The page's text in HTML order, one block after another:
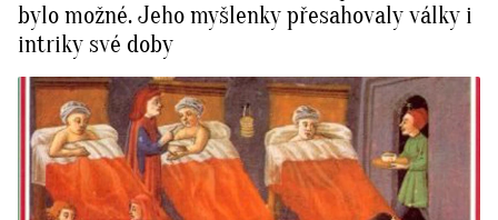
bylo možné. Jeho myšlenky přesahovaly války i
intriky své doby